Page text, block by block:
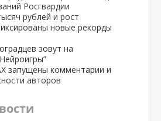
Росгвардии
рублей и рост
новые рекорды
зовут на
запущены комментарии и
авторов